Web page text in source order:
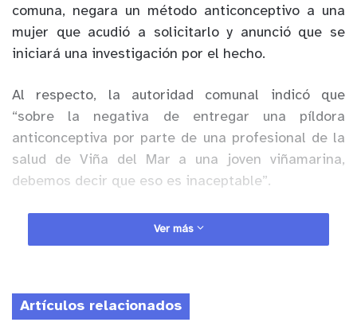
comuna, negara un método anticonceptivo a una
mujer que acudió a solicitarlo y anunció que se
iniciará una investigación por el hecho.
Al respecto, la autoridad comunal indicó que
“sobre la negativa de entregar una píldora
anticonceptiva por parte de una profesional de la
salud de Viña del Mar a una joven viñamarina,
debemos decir que eso es inaceptable”.
Anuncio Patrocinado
“Los derechos de decidir sobre tu cuerpo y poder
calidad de vida o un ejercicio pleno de tus
facultades como persona, es algo que es
Ver más
Artículos relacionados